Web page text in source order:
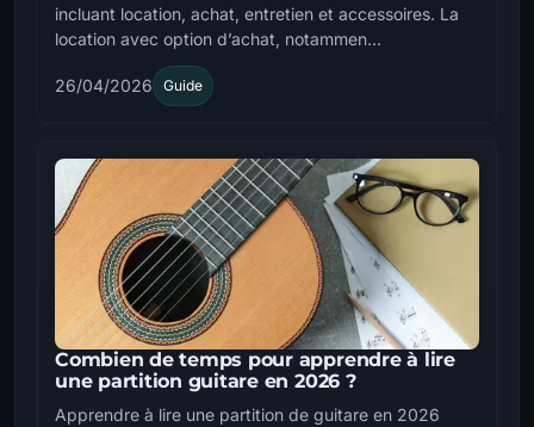
incluant location, achat, entretien et accessoires. La
location avec option d’achat, notammen...
26/04/2026 Guide
Combien de temps pour apprendre à lire
une partition guitare en 2026 ?
Apprendre à lire une partition de guitare en 2026